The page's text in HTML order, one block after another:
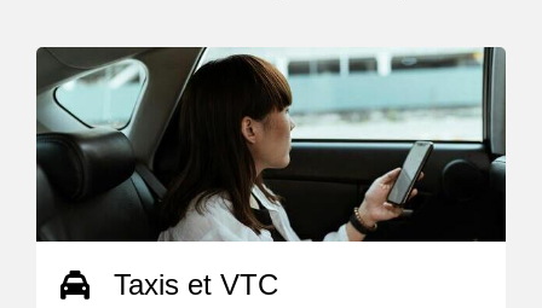
Taxis et VTC